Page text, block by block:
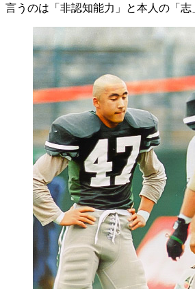
言うのは「非認知能力」と本人の「志